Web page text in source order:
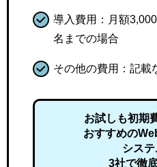
導入費用：月額
名までの場合
その他の費用：記載
お試しも初期
おすすめの
システ
3社で徹